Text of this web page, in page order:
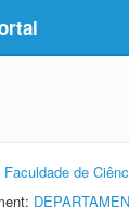
Faculdade de